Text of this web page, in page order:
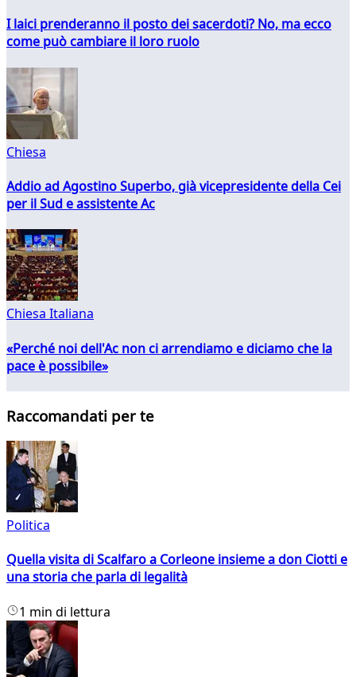
I laici prenderanno il posto dei sacerdoti? No, ma ecco
come può cambiare il loro ruolo
Chiesa
Addio ad Agostino Superbo, già vicepresidente della Cei
per il Sud e assistente Ac
Chiesa Italiana
«Perché noi dell'Ac non ci arrendiamo e diciamo che la
pace è possibile»
Raccomandati per te
Politica
Quella visita di Scalfaro a Corleone insieme a don Ciotti e
una storia che parla di legalità
1 min di lettura